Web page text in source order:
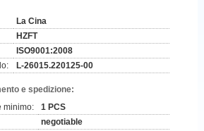
La Cina
HZFT
ISO9001:2008
L-26015.220125-00
e spedizione:
minimo:
1 PCS
negotiable